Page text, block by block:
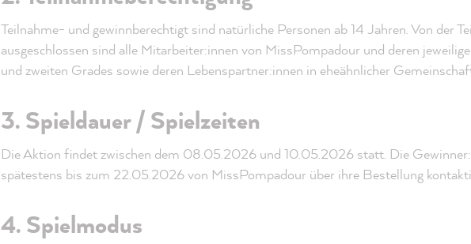
Teilnahme- und gewinnberechtigt sind natürliche Personen ab 14 Jahren. Von der
ausgeschlossen sind alle Mitarbeiter:innen von MissPompadour und deren
und zweiten Grades sowie deren Lebenspartner:innen in eheähnlicher
3. Spieldauer / Spielzeiten
Die Aktion findet zwischen dem 08.05.2026 und 10.05.2026 statt. Die
spätestens bis zum 22.05.2026 von MissPompadour über ihre Bestellung
4. Spielmodus